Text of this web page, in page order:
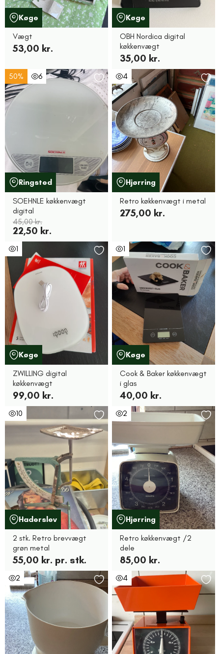
Køge
Vægt
53,00 kr.
Køge
OBH Nordica digital
køkkenvægt
35,00 kr.
50% 6
Ringsted
SOEHNLE køkkenvægt
digital
45,00 kr.
22,50 kr.
4
Hjørring
Retro køkkenvægt i metal
275,00 kr.
1
Køge
ZWILLING digital
køkkenvægt
99,00 kr.
1
Køge
Cook & Baker køkkenvægt
i glas
40,00 kr.
10
Haderslev
2 stk. Retro brevvægt
grøn metal
55,00 kr. pr. stk.
2
Hjørring
Retro køkkenvægt /2
dele
85,00 kr.
2 4